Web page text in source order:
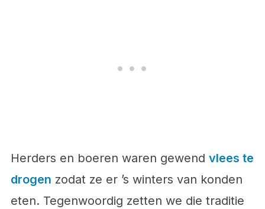
Herders en boeren waren gewend vlees te
drogen zodat ze er ’s winters van konden
eten. Tegenwoordig zetten we die traditie